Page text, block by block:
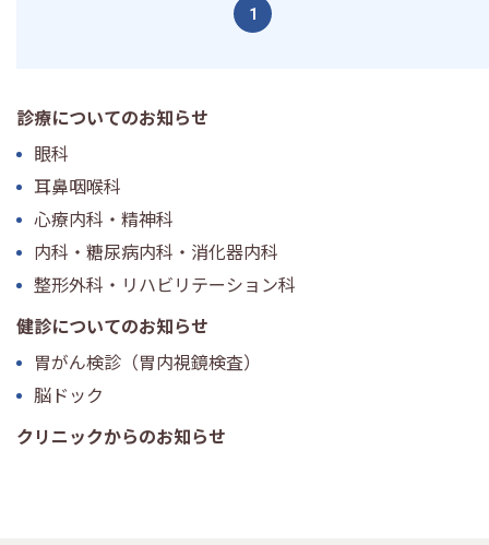
診療についてのお知らせ
眼科
耳鼻咽喉科
心療内科・精神科
内科・糖尿病内科・消化器内科
整形外科・リハビリテーション科
健診についてのお知らせ
胃がん検診（胃内視鏡検査）
脳ドック
クリニックからのお知らせ
1